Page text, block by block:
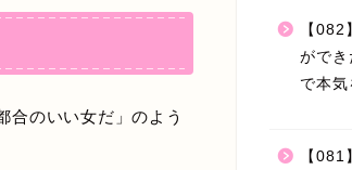
のいい女だ」のよう
【
ができ
で本
【